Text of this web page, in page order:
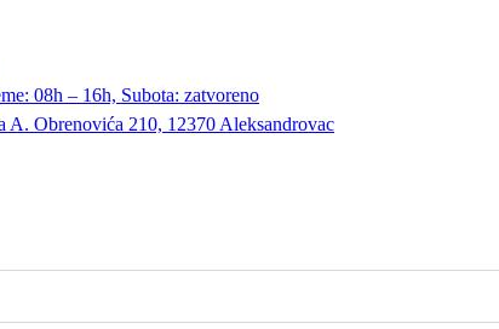
08h – 16h, Subota: zatvoreno
A. Obrenovića 210, 12370 Aleksandrovac